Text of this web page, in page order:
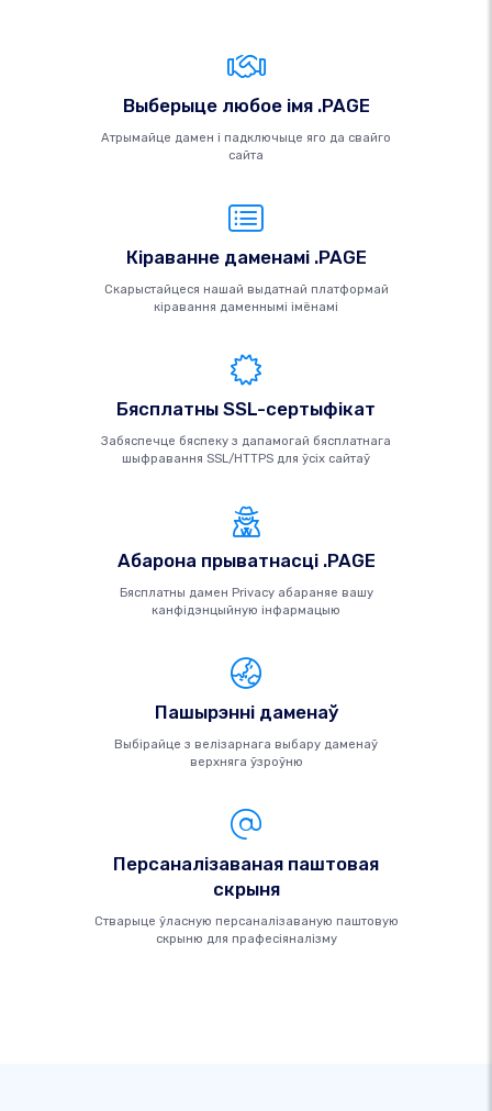
Выберыце любое імя .PAGE
Атрымайце дамен і падключыце яго да свайго
сайта
Кіраванне даменамі .PAGE
Скарыстайцеся нашай выдатнай платформай
кіравання даменнымі імёнамі
Бясплатны SSL-сертыфікат
Забяспечце бяспеку з дапамогай бясплатнага
шыфравання SSL/HTTPS для ўсіх сайтаў
Абарона прыватнасці .PAGE
Бясплатны дамен Privacy абараняе вашу
канфідэнцыйную інфармацыю
Пашырэнні даменаў
Выбірайце з велізарнага выбару даменаў
верхняга ўзроўню
Персаналізаваная паштовая
скрыня
Стварыце ўласную персаналізаваную паштовую
скрыню для прафесіяналізму